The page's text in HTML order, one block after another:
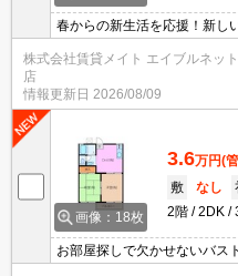
春からの新生活を応援！新し
つきお問い合わせはお早めに
株式会社賃貸メイト エイブルネッ
店
情報更新日 2026/08/09
画像：18枚
3.6万円(
敷
なし
2階
2DK
お部屋探しで欠かせないバス
た時間を過ごしたい人にオス